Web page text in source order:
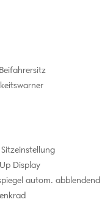
Sitzeinstellung
Display
autom. abblendend